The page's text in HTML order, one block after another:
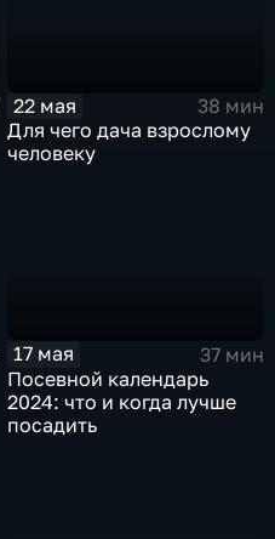
22 мая
38 мин
Для чего дача взрослому
человеку
17 мая
37 мин
Посевной календарь
2024: что и когда лучше
посадить